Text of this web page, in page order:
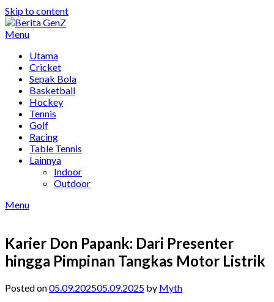
Skip to content
Menu
Utama
Cricket
Sepak Bola
Basketball
Hockey
Tennis
Golf
Racing
Table Tennis
Lainnya
Indoor
Outdoor
Menu
Karier Don Papank: Dari Presenter
hingga Pimpinan Tangkas Motor Listrik
Posted on05.09.202505.09.2025 by Myth